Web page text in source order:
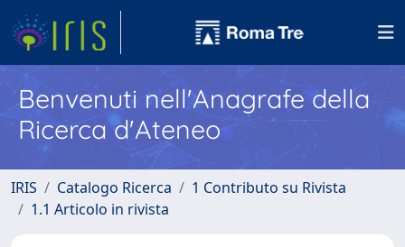
Benvenuti nell'Anagrafe della
Ricerca d'Ateneo
IRIS Catalogo Ricerca
1 Contributo su Rivista
1.1 Articolo in rivista